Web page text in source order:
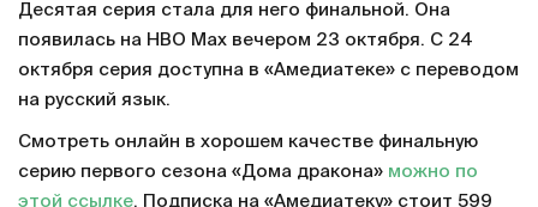
Десятая серия стала для него финальной. Она
появилась на HBO Max вечером 23 октября. С 24
октября серия доступна в «Амедиатеке» с переводом
на русский язык.
Смотреть онлайн в хорошем качестве финальную
серию первого сезона «Дома дракона» можно по
этой ссылке. Подписка на «Амедиатеку» стоит 599